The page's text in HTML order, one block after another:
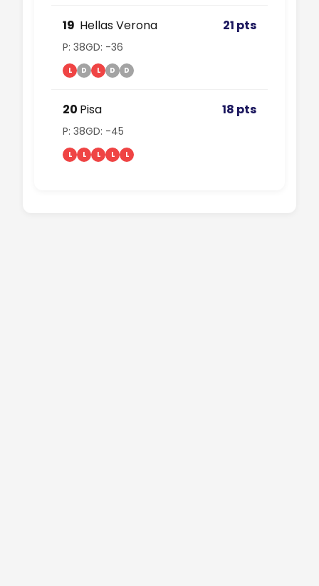
19 Hellas Verona 21 pts
P: 38GD: -36
L D L D D
20 Pisa 18 pts
P: 38GD: -45
L L L L L